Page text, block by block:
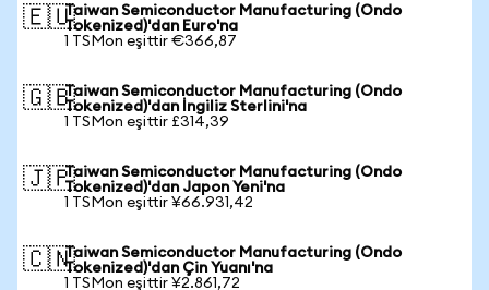
🇪🇺Taiwan Semiconductor Manufacturing (Ondo
Tokenized)'dan Euro'na
1 TSMon eşittir €366,87
🇬🇧Taiwan Semiconductor Manufacturing (Ondo
Tokenized)'dan İngiliz Sterlini'na
1 TSMon eşittir £314,39
🇯🇵Taiwan Semiconductor Manufacturing (Ondo
Tokenized)'dan Japon Yeni'na
1 TSMon eşittir ¥66.931,42
🇨🇳Taiwan Semiconductor Manufacturing (Ondo
Tokenized)'dan Çin Yuanı'na
1 TSMon eşittir ¥2.861,72